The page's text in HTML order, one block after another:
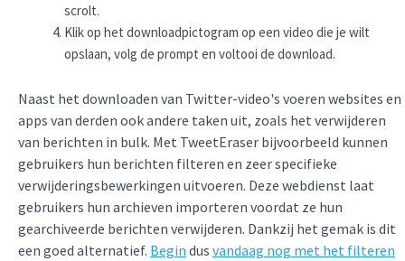
scrolt.
Klik op het downloadpictogram op een video die je wilt
opslaan, volg de prompt en voltooi de download.
Naast het downloaden van Twitter-video's voeren websites en
apps van derden ook andere taken uit, zoals het verwijderen
van berichten in bulk. Met TweetEraser bijvoorbeeld kunnen
gebruikers hun berichten filteren en zeer specifieke
verwijderingsbewerkingen uitvoeren. Deze webdienst laat
gebruikers hun archieven importeren voordat ze hun
gearchiveerde berichten verwijderen. Dankzij het gemak is dit
een goed alternatief. Begin dus vandaag nog met het filteren